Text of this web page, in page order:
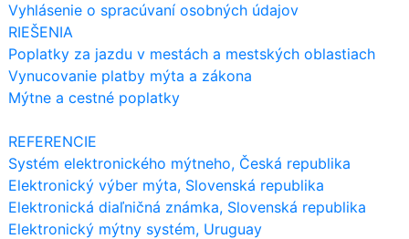
Vyhlásenie o spracúvaní osobných údajov
RIEŠENIA
Poplatky za jazdu v mestách a mestských oblastiach
Vynucovanie platby mýta a zákona
Mýtne a cestné poplatky
REFERENCIE
Systém elektronického mýtneho, Česká republika
Elektronický výber mýta, Slovenská republika
Elektronická diaľničná známka, Slovenská republika
Elektronický mýtny systém, Uruguay